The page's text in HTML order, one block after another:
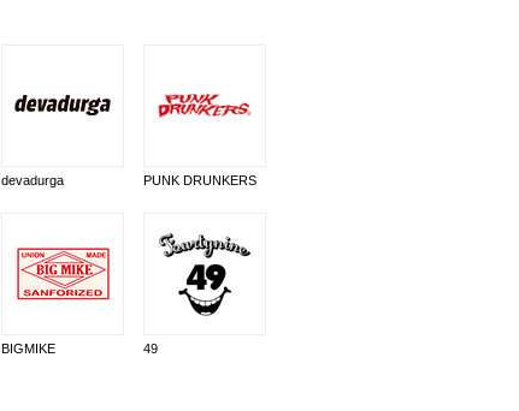
devadurga PUNK DRUNKERS
BIGMIKE 49